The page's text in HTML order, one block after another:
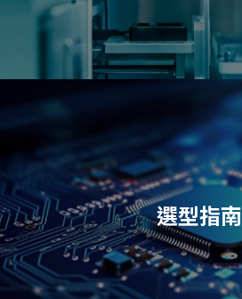
選型指南